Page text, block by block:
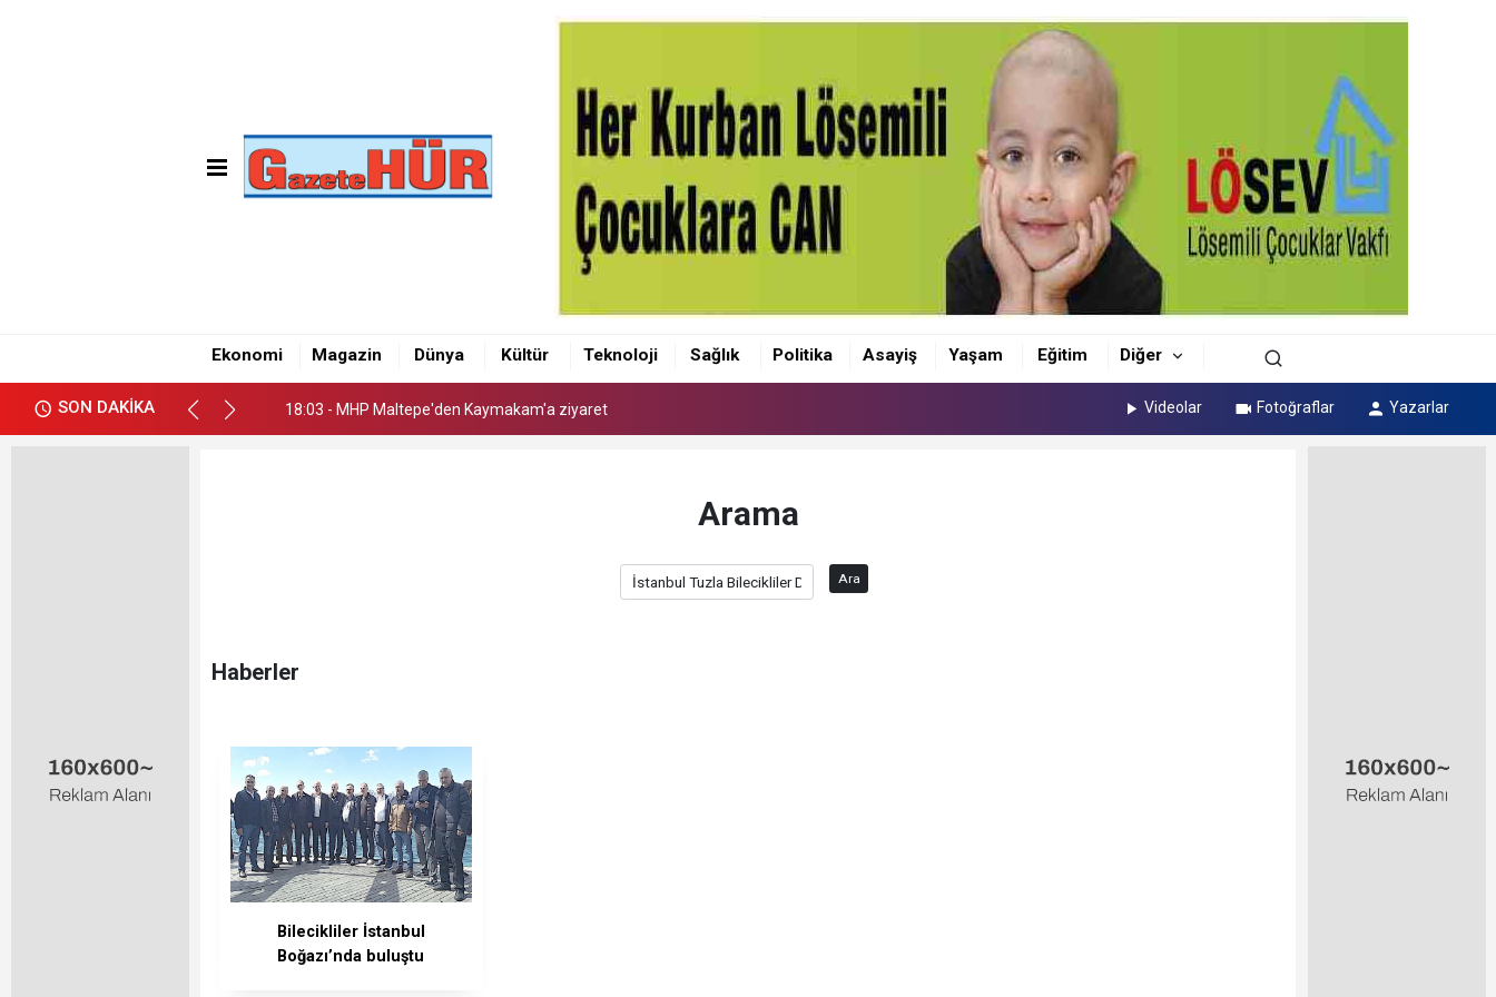
Ekonomi Magazin Dünya Kültür Teknoloji Sağlık Politika Asayiş Yaşam Eğitim Diğer
SON DAKİKA
18:03 - MHP Maltepe'den Kaymakam'a ziyaret
18:09 - Emre Gün'den Maltepe Kaymakamı Akçay'a ziyaret
18:05 - CHP Maltepe İlçe Başkanı Olcay Yılmaz oldu
18:03 - MHP Maltepe'den Kaymakam'a ziyaret Videolar Fotoğraflar Yazarlar
Arama
Ara
Haberler
Bilecikliler İstanbul
Boğazı’nda buluştu